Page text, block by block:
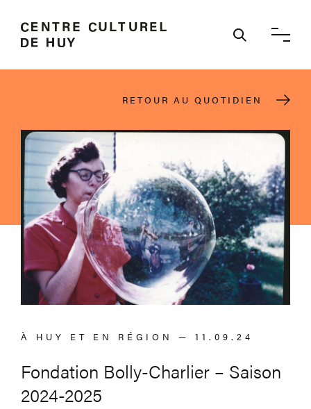
Ouvrir /
RETOUR AU QUOTIDIEN
À HUY ET EN RÉGION — 11.09.24
Fondation Bolly-Charlier – Saison
2024-2025